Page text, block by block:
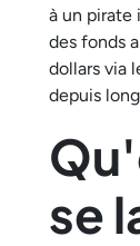
à un pirate
des fonds
dollars via
depuis
se